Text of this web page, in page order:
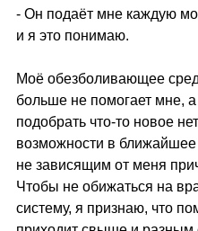
- Он подаёт мне каждую
и я это понимаю.
Моё обезболивающее
больше не помогает мне, а
подобрать что-то новое нет
возможности в
не зависящим от меня
Чтобы не обижаться на
систему, я признаю, что